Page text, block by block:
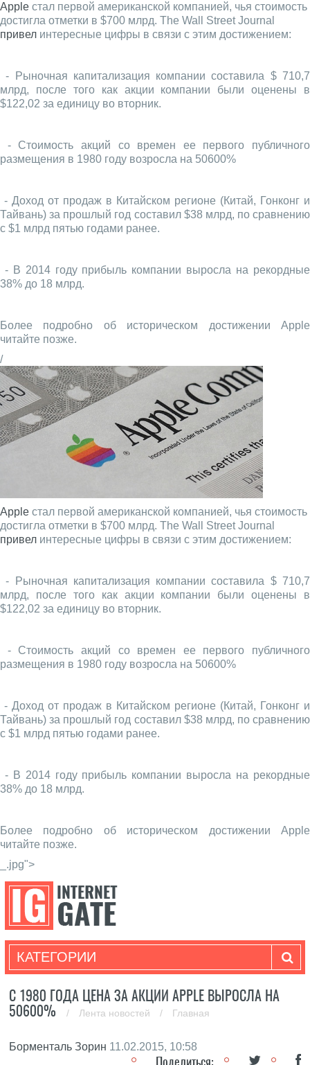
Apple стал первой американской компанией, чья стоимость
достигла отметки в $700 млрд. The Wall Street Journal
привел интересные цифры в связи с этим достижением:
- Рыночная капитализация компании составила $ 710,7
млрд, после того как акции компании были оценены в
$122,02 за единицу во вторник.
- Стоимость акций со времен ее первого публичного
размещения в 1980 году возросла на 50600%
- Доход от продаж в Китайском регионе (Китай, Гонконг и
Тайвань) за прошлый год составил $38 млрд, по сравнению
с $1 млрд пятью годами ранее.
- В 2014 году прибыль компании выросла на рекордные
38% до 18 млрд.
Более подробно об историческом достижении Apple
читайте позже.
/
Apple стал первой американской компанией, чья стоимость
достигла отметки в $700 млрд. The Wall Street Journal
привел интересные цифры в связи с этим достижением:
- Рыночная капитализация компании составила $ 710,7
млрд, после того как акции компании были оценены в
$122,02 за единицу во вторник.
- Стоимость акций со времен ее первого публичного
размещения в 1980 году возросла на 50600%
- Доход от продаж в Китайском регионе (Китай, Гонконг и
Тайвань) за прошлый год составил $38 млрд, по сравнению
с $1 млрд пятью годами ранее.
- В 2014 году прибыль компании выросла на рекордные
38% до 18 млрд.
Более подробно об историческом достижении Apple
читайте позже.
_.jpg">
КАТЕГОРИИ
C 1980 ГОДА ЦЕНА ЗА АКЦИИ APPLE ВЫРОСЛА НА
50600%
/ Лента новостей / Главная
Борменталь Зорин 11.02.2015, 10:58